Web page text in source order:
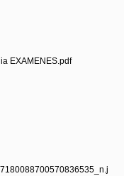
EXAMENES.pdf